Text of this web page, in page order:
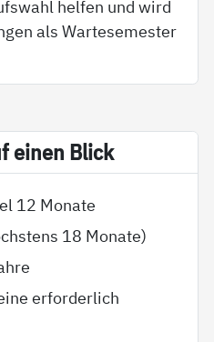
helfen und wird
als Wartesemester
ei­nen Blick
12 Monate
18 Monate)
erforderlich